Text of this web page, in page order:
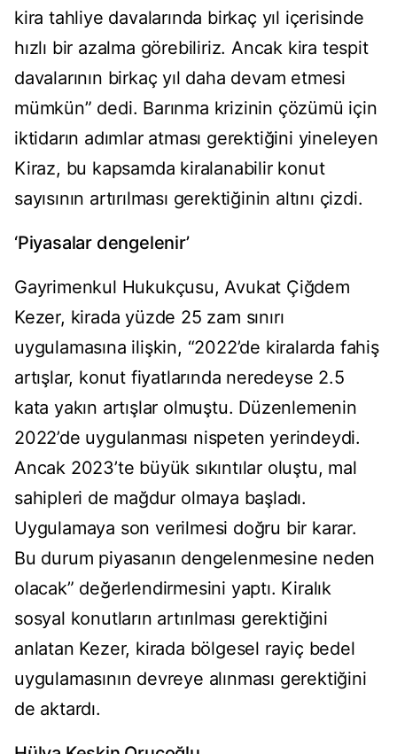
kira tahliye davalarında birkaç yıl içerisinde
hızlı bir azalma görebiliriz. Ancak kira tespit
davalarının birkaç yıl daha devam etmesi
mümkün” dedi. Barınma krizinin çözümü için
iktidarın adımlar atması gerektiğini yineleyen
Kiraz, bu kapsamda kiralanabilir konut
sayısının artırılması gerektiğinin altını çizdi.
‘Piyasalar dengelenir’
Gayrimenkul Hukukçusu, Avukat Çiğdem
Kezer, kirada yüzde 25 zam sınırı
uygulamasına ilişkin, “2022’de kiralarda fahiş
artışlar, konut fiyatlarında neredeyse 2.5
kata yakın artışlar olmuştu. Düzenlemenin
2022’de uygulanması nispeten yerindeydi.
Ancak 2023’te büyük sıkıntılar oluştu, mal
sahipleri de mağdur olmaya başladı.
Uygulamaya son verilmesi doğru bir karar.
Bu durum piyasanın dengelenmesine neden
olacak” değerlendirmesini yaptı. Kiralık
sosyal konutların artırılması gerektiğini
anlatan Kezer, kirada bölgesel rayiç bedel
uygulamasının devreye alınması gerektiğini
de aktardı.